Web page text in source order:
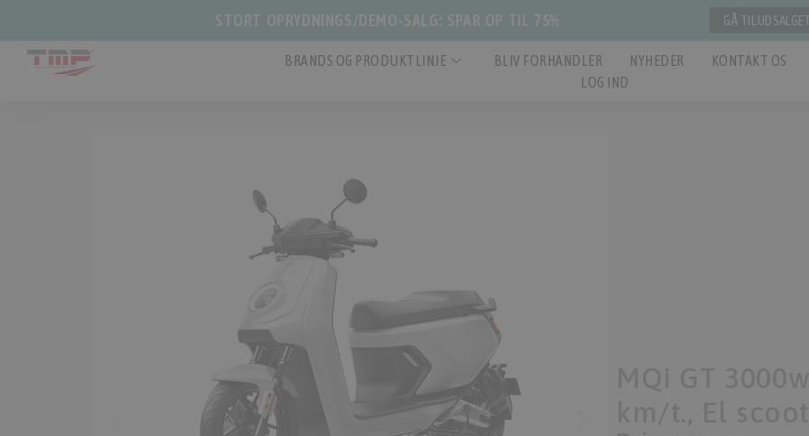
STORT OPRYDNINGS/DEMO-SALG: SPAR OP TIL 75% GÅ TIL UDSALGET
BRANDS OG PRODUKTLINJE BLIV FORHANDLER NYHEDER KONTAKT OS
LOG IND